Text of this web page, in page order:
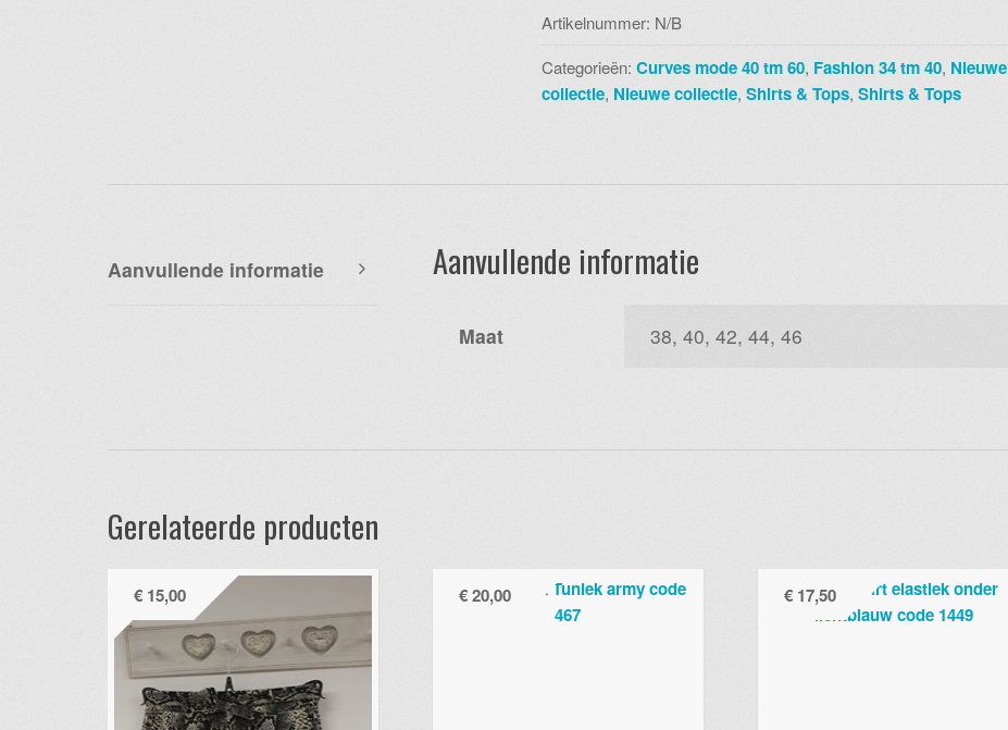
zwart
105637x
kleur
999
Artikelnummer: N/B
Categorieën: Curves mode 40 tm 60, Fashion 34 tm 40, Nieuwe
collectie, Nieuwe collectie, Shirts & Tops, Shirts & Tops
Aanvullende informatie Aanvullende informatie
Maat 38, 40, 42, 44, 46
Gerelateerde producten
€ 15,00 €20,00 € 17,50